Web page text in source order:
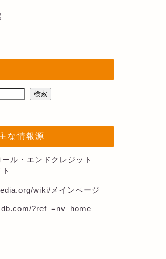
検索
な情報源
ル・エンドクレジット
wiki/メインページ
?ref_=nv_home